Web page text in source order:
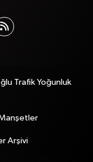
Trafik Yoğunluk
Arşivi